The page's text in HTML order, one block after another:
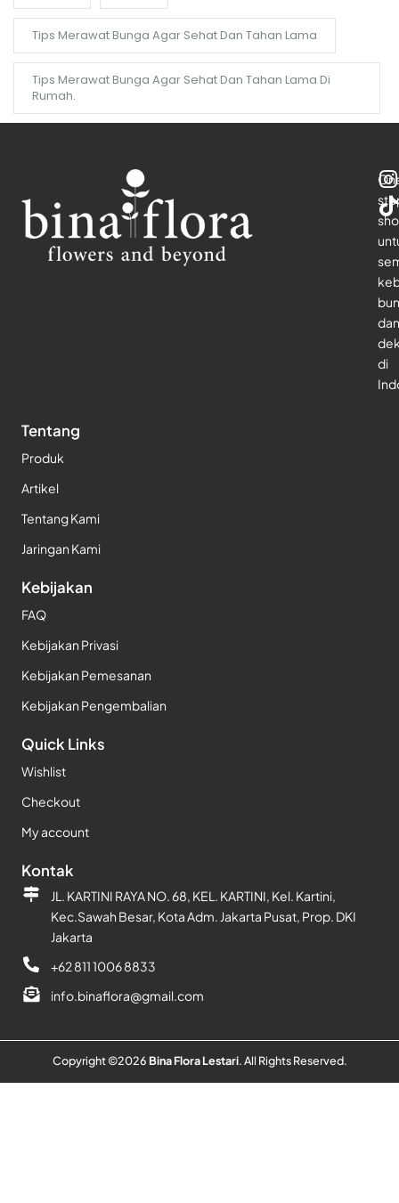
Tips Merawat Bunga Agar Sehat Dan Tahan Lama
Tips Merawat Bunga Agar Sehat Dan Tahan Lama Di
Rumah.
dan
di
Tentang
Produk
Artikel
Tentang Kami
Jaringan Kami
Kebijakan
FAQ
Kebijakan Privasi
Kebijakan Pemesanan
Kebijakan Pengembalian
Quick Links
Wishlist
Checkout
My account
Kontak
JL. KARTINI RAYA NO. 68, KEL. KARTINI, Kel. Kartini,
Kec.Sawah Besar, Kota Adm. Jakarta Pusat, Prop. DKI
Jakarta
+62 811 1006 8833
info.binaflora@gmail.com
Copyright ©2026 Bina Flora Lestari. All Rights Reserved.